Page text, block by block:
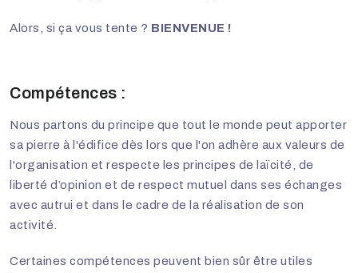
Alors, si ça vous tente ? BIENVENUE !
Compétences :
Nous partons du principe que tout le monde peut apporter
sa pierre à l'édifice dès lors que l'on adhère aux valeurs de
l'organisation et respecte les principes de laïcité, de
liberté d’opinion et de respect mutuel dans ses échanges
avec autrui et dans le cadre de la réalisation de son
activité.
Certaines compétences peuvent bien sûr être utiles